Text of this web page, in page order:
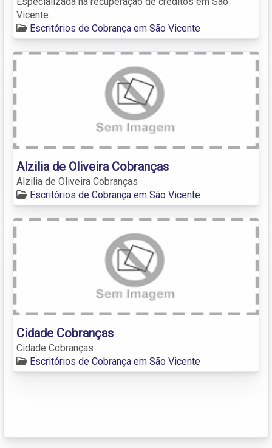
Vicente.
Escritórios de Cobrança em São Vicente
Alzilia de Oliveira Cobranças
Alzilia de Oliveira Cobranças
Escritórios de Cobrança em São Vicente
Cidade Cobranças
Cidade Cobranças
Escritórios de Cobrança em São Vicente